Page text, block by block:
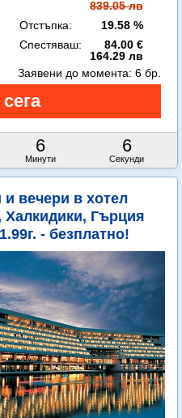
839.05 лв
Отстъпка:
19.58 %
Спестяваш:
84.00 €
164.29 лв
6
Минути
4
Секунди
Заявени до момента: 6 бр.
вечери в хотел
Халкидики, Гърция
- безплатно!